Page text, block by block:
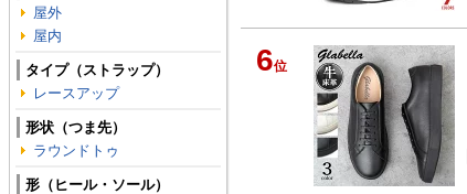
6位
屋外
屋内
タイプ（ストラップ）
レースアップ
形状（つま先）
ラウンドトゥ
形（ヒール・ソール）